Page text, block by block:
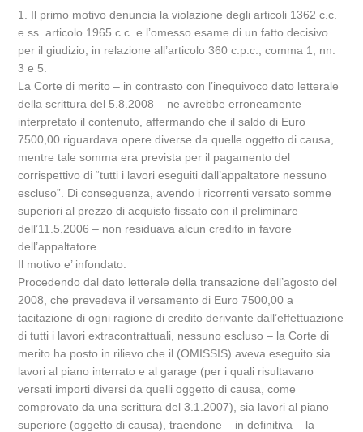
1. Il primo motivo denuncia la violazione degli articoli 1362 c.c.
e ss. articolo 1965 c.c. e l’omesso esame di un fatto decisivo
per il giudizio, in relazione all’articolo 360 c.p.c., comma 1, nn.
3 e 5.
La Corte di merito – in contrasto con l’inequivoco dato letterale
della scrittura del 5.8.2008 – ne avrebbe erroneamente
interpretato il contenuto, affermando che il saldo di Euro
7500,00 riguardava opere diverse da quelle oggetto di causa,
mentre tale somma era prevista per il pagamento del
corrispettivo di “tutti i lavori eseguiti dall’appaltatore nessuno
escluso”. Di conseguenza, avendo i ricorrenti versato somme
superiori al prezzo di acquisto fissato con il preliminare
dell’11.5.2006 – non residuava alcun credito in favore
dell’appaltatore.
Il motivo e’ infondato.
Procedendo dal dato letterale della transazione dell’agosto del
2008, che prevedeva il versamento di Euro 7500,00 a
tacitazione di ogni ragione di credito derivante dall’effettuazione
di tutti i lavori extracontrattuali, nessuno escluso – la Corte di
merito ha posto in rilievo che il (OMISSIS) aveva eseguito sia
lavori al piano interrato e al garage (per i quali risultavano
versati importi diversi da quelli oggetto di causa, come
comprovato da una scrittura del 3.1.2007), sia lavori al piano
superiore (oggetto di causa), traendone – in definitiva – la